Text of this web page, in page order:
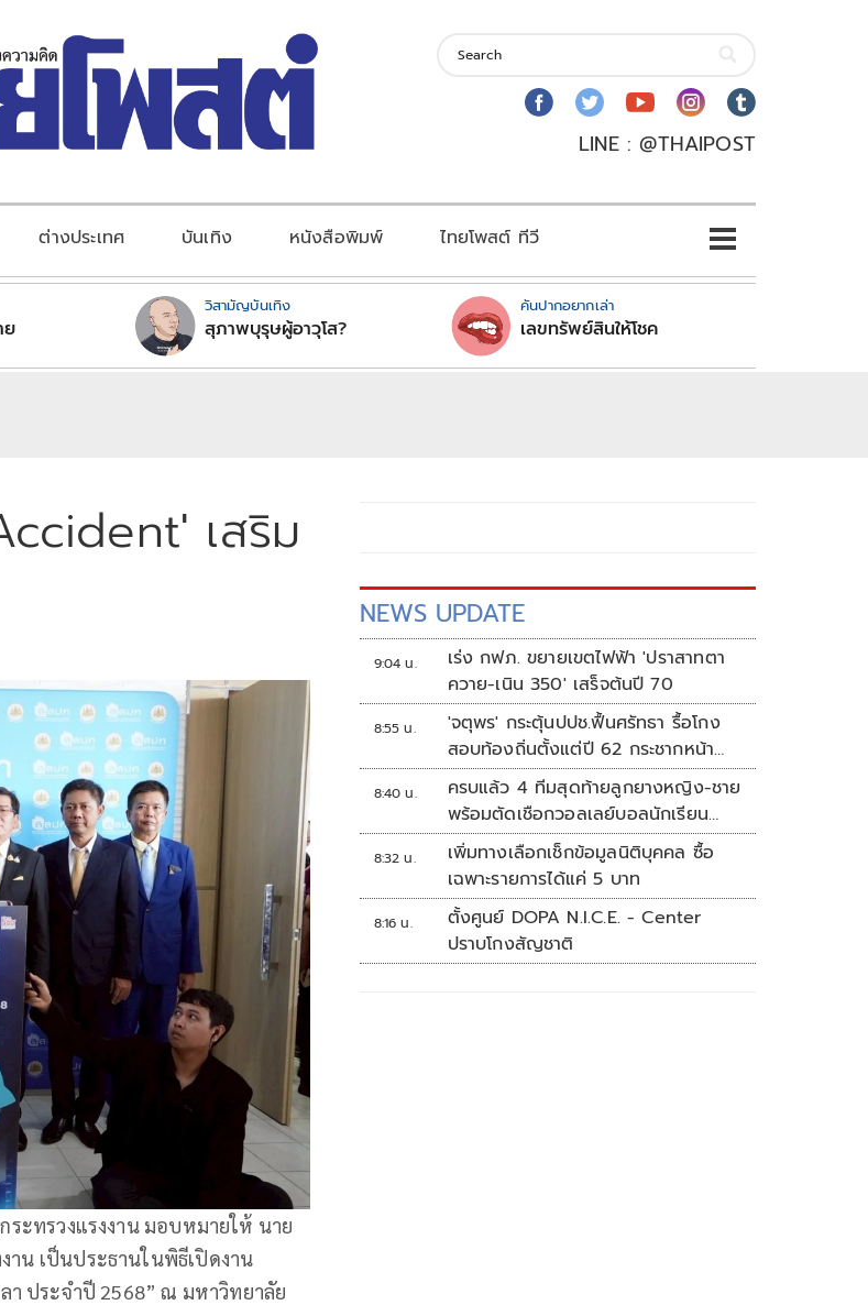
LINE : @THAIPOST
ต่างประเทศ บันเทิง หนังสือพิมพ์ ไทยโพสต์ ทีวี
ย
วิสามัญบันเทิง
สุภาพบุรุษผู้อาวุโส?
คันปากอยากเล่า
เลขทรัพย์สินให้โชค
เสริม
ระทรวงแรงงาน มอบหมายให้ นาย
าน เป็นประธานในพิธีเปิดงาน
ประจำปี 2568” ณ มหาวิทยาลัย
NEWS UPDATE
9:04 น.
เร่ง กฟภ. ขยายเขตไฟฟ้า 'ปราสาทตา
ควาย-เนิน 350' เสร็จต้นปี 70
8:55 น.
'จตุพร' กระตุ้นปปช.ฟื้นศรัทธา รื้อโกง
สอบท้องถิ่นตั้งแต่ปี 62 กระชากหน้า
ลงโทษให้เข็ดหลาบ
8:40 น.
ครบแล้ว 4 ทีมสุดท้ายลูกยางหญิง-ชาย
พร้อมตัดเชือกวอลเลย์บอลนักเรียน
แชมป์กีฬา '7HD 2026'
8:32 น.
เพิ่มทางเลือกเช็กข้อมูลนิติบุคคล ซื้อ
เฉพาะรายการได้แค่ 5 บาท
8:16 น.
ตั้งศูนย์ DOPA N.I.C.E. - Center
ปราบโกงสัญชาติ